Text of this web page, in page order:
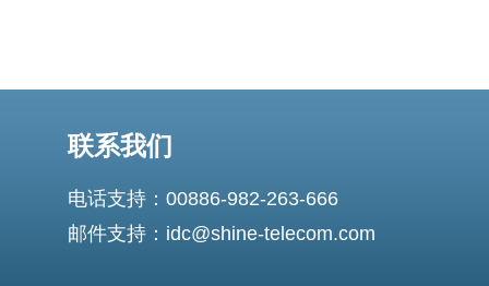
联系我们
电话支持：00886-982-263-666
邮件支持：idc@shine-telecom.com